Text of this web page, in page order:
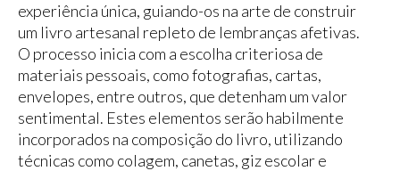
experiência única, guiando-os na arte de construir
um livro artesanal repleto de lembranças afetivas.
O processo inicia com a escolha criteriosa de
materiais pessoais, como fotografias, cartas,
envelopes, entre outros, que detenham um valor
sentimental. Estes elementos serão habilmente
incorporados na composição do livro, utilizando
técnicas como colagem, canetas, giz escolar e